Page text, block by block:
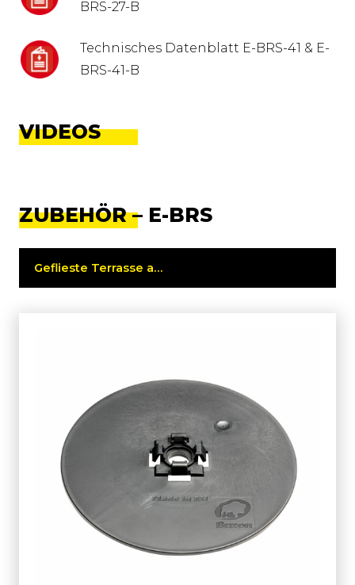
BRS-27-B
Technisches Datenblatt E-BRS-41 & E-
BRS-41-B
VIDEOS
ZUBEHÖR – E-BRS
Geflieste Terrasse auf Balken